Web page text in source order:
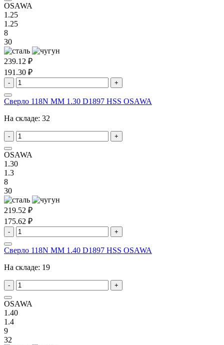
OSAWA
1.25
1.25
8
30
239.12 ₽
191.30 ₽
- +
Сверло 118N MM 1.30 D1897 HSS OSAWA
На складе: 32
- +
OSAWA
1.30
1.3
8
30
219.52 ₽
175.62 ₽
- +
Сверло 118N MM 1.40 D1897 HSS OSAWA
На складе: 19
- +
OSAWA
1.40
1.4
9
32